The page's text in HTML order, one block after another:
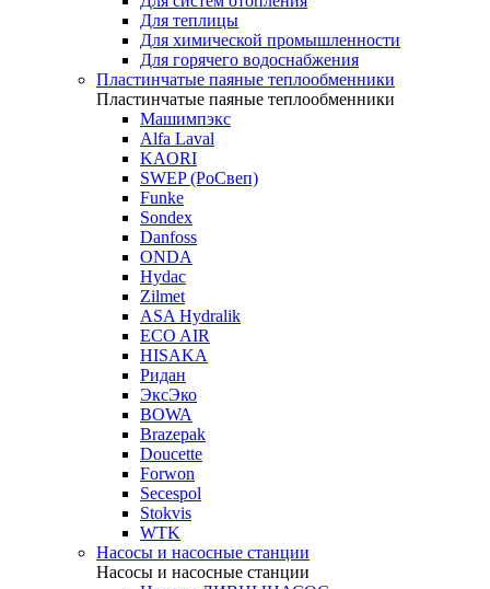
Для теплицы
Для химической промышленности
Для горячего водоснабжения
Пластинчатые паяные теплообменники
Пластинчатые паяные теплообменники
Машимпэкс
Alfa Laval
KAORI
SWEP (РоСвеп)
Funke
Sondex
Danfoss
ONDA
Hydac
Zilmet
ASA Hydralik
ECO AIR
HISAKA
Ридан
ЭксЭко
BOWA
Brazepak
Doucette
Forwon
Secespol
Stokvis
WTK
Насосы и насосные станции
Насосы и насосные станции